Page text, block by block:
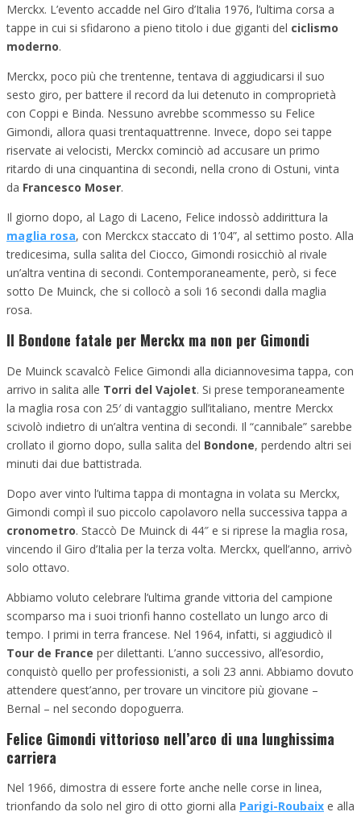
Merckx. L’evento accadde nel Giro d’Italia 1976, l’ultima corsa a
tappe in cui si sfidarono a pieno titolo i due giganti del ciclismo
moderno.
Merckx, poco più che trentenne, tentava di aggiudicarsi il suo
sesto giro, per battere il record da lui detenuto in comproprietà
con Coppi e Binda. Nessuno avrebbe scommesso su Felice
Gimondi, allora quasi trentaquattrenne. Invece, dopo sei tappe
riservate ai velocisti, Merckx cominciò ad accusare un primo
ritardo di una cinquantina di secondi, nella crono di Ostuni, vinta
da Francesco Moser.
Il giorno dopo, al Lago di Laceno, Felice indossò addirittura la
maglia rosa, con Merckcx staccato di 1’04”, al settimo posto. Alla
tredicesima, sulla salita del Ciocco, Gimondi rosicchiò al rivale
un’altra ventina di secondi. Contemporaneamente, però, si fece
sotto De Muinck, che si collocò a soli 16 secondi dalla maglia
rosa.
Il Bondone fatale per Merckx ma non per Gimondi
De Muinck scavalcò Felice Gimondi alla diciannovesima tappa, con
arrivo in salita alle Torri del Vajolet. Si prese temporaneamente
la maglia rosa con 25′ di vantaggio sull’italiano, mentre Merckx
scivolò indietro di un’altra ventina di secondi. Il “cannibale” sarebbe
crollato il giorno dopo, sulla salita del Bondone, perdendo altri sei
minuti dai due battistrada.
Dopo aver vinto l’ultima tappa di montagna in volata su Merckx,
Gimondi compì il suo piccolo capolavoro nella successiva tappa a
cronometro. Staccò De Muinck di 44″ e si riprese la maglia rosa,
vincendo il Giro d’Italia per la terza volta. Merckx, quell’anno, arrivò
solo ottavo.
Abbiamo voluto celebrare l’ultima grande vittoria del campione
scomparso ma i suoi trionfi hanno costellato un lungo arco di
tempo. I primi in terra francese. Nel 1964, infatti, si aggiudicò il
Tour de France per dilettanti. L’anno successivo, all’esordio,
conquistò quello per professionisti, a soli 23 anni. Abbiamo dovuto
attendere quest’anno, per trovare un vincitore più giovane –
Bernal – nel secondo dopoguerra.
Felice Gimondi vittorioso nell’arco di una lunghissima
carriera
Nel 1966, dimostra di essere forte anche nelle corse in linea,
trionfando da solo nel giro di otto giorni alla Parigi-Roubaix e alla